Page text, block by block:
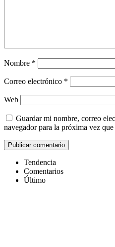
Nombre *
Correo electrónico *
Web
Guardar mi nombre, correo
navegador para la próxima vez
Tendencia
Comentarios
Último